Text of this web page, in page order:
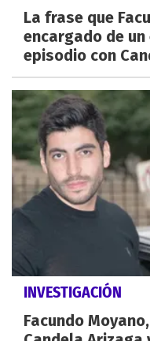
La frase que
encargado de
episodio con
INVESTIGACIÓN
Facundo